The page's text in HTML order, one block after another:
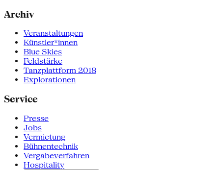
Archiv
Veranstaltungen
Künstler*innen
Blue Skies
Feldstärke
Tanzplattform 2018
Explorationen
Service
Presse
Jobs
Vermietung
Bühnentechnik
Vergabeverfahren
Hospitality